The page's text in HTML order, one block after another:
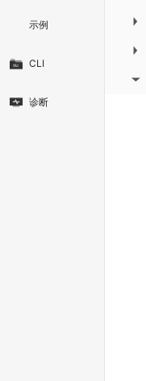
示例
CLI
诊断
▶
▶
▶